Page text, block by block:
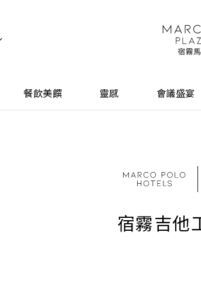
餐飲美饌 靈感 會議盛宴
宿霧吉他